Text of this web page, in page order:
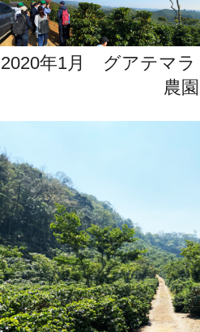
2020年1月 グアテマラ
農園